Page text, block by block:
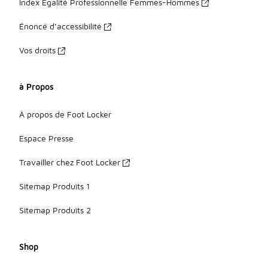
Index Égalité Professionnelle Femmes-Hommes
Énoncé d’accessibilité
Vos droits
à Propos
À propos de Foot Locker
Espace Presse
Travailler chez Foot Locker
Sitemap Produits 1
Sitemap Produits 2
Shop